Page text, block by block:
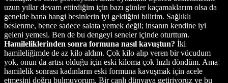
uzun yıllar devam ettirdiğim için bazı günler kaçamaklarım olsa da
genelde bana hangi besinlerin iyi geldiğini bilirim. Sağlıklı
beslenme, bence sadece salata yemek değil; insanın kendine iyi
geleni yemesi. Ben de bu dengeyi seneler içinde oturttum.
Hamileliklerinden sonra formuna nasıl kavuştun? İki
hamileliğimde de az kilo aldım. Çok kilo alıp veren bir vücudum
yok, onun da artısı olduğu için eski kiloma çok hızlı döndüm. Ama
hamilelik sonrası kadınların eski formuna kavuşmak için acele
etmesini doğru bulmuyorum. Bir canlı dünyaya getiriyoruz ve bu